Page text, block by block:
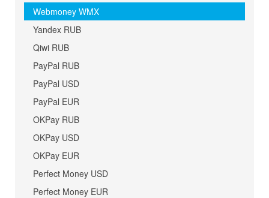
Webmoney WMX
Yandex RUB
Qiwi RUB
PayPal RUB
PayPal USD
PayPal EUR
OKPay RUB
OKPay USD
OKPay EUR
Perfect Money USD
Perfect Money EUR